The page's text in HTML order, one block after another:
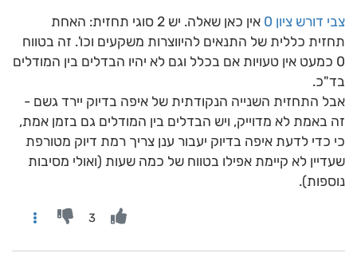
צבי דורש ציון 0
אין כאן שאלה. יש 2 סוגי תחזית: האחת
תחזית כללית של התנאים להיווצרות משקעים וכו'. זה בטווח
0 כמעט אין טעויות אם בכלל וגם לא יהיו הבדלים בין המודלים
בד"כ.
אבל התחזית השנייה הנקודתית של איפה בדיוק יירד גשם -
זה באמת לא מדוייק, ויש הבדלים בין המודלים גם בזמן אמת,
כי כדי לדעת איפה בדיוק יעבור ענן צריך רמת דיוק מטורפת
שעדיין לא קיימת אפילו בטווח של כמה שעות (ואולי מסיבות
נוספות).
3